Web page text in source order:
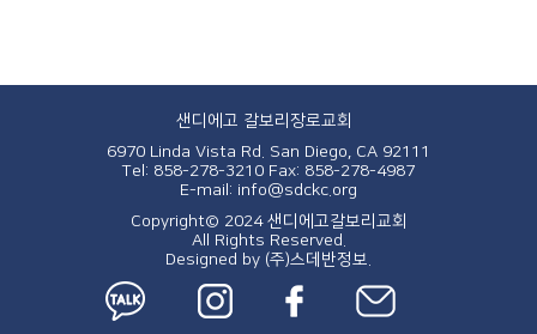
샌디에고 갈보리장로교회
6970 Linda Vista Rd. San Diego, CA 92111
Tel: 858-278-3210 Fax: 858-278-4987
E-mail: info@sdckc.org
Copyright© 2024 샌디에고갈보리교회
All Rights Reserved.
Designed by (주)스데반정보.